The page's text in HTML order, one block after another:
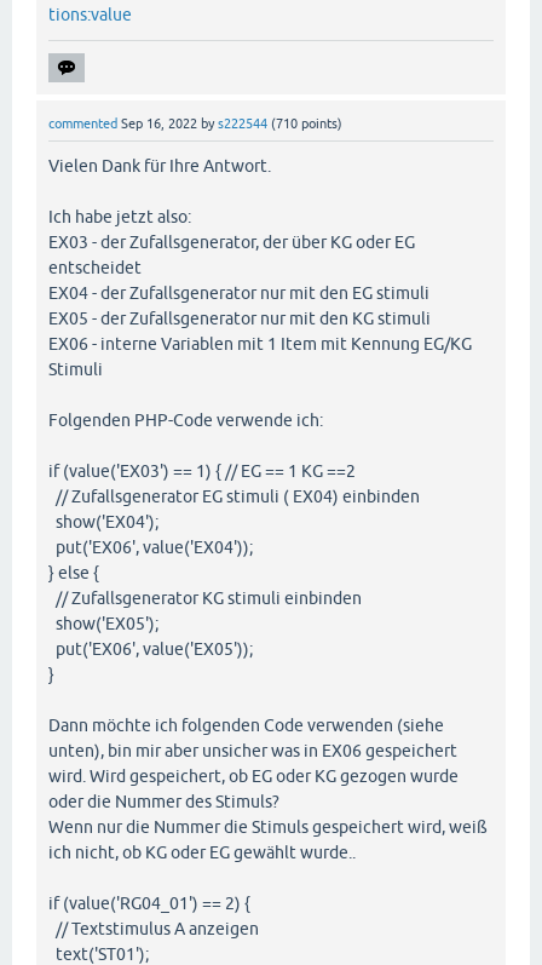
tions:value
commented Sep 16, 2022 bys222544 (710 points)
Vielen Dank für Ihre Antwort.
Ich habe jetzt also:
EX03 - der Zufallsgenerator, der über KG oder EG
entscheidet
EX04 - der Zufallsgenerator nur mit den EG stimuli
EX05 - der Zufallsgenerator nur mit den KG stimuli
EX06 - interne Variablen mit 1 Item mit Kennung EG/KG
Stimuli
Folgenden PHP-Code verwende ich:
if (value('EX03') == 1) { // EG == 1 KG ==2
// Zufallsgenerator EG stimuli ( EX04) einbinden
show('EX04');
put('EX06', value('EX04'));
} else {
// Zufallsgenerator KG stimuli einbinden
show('EX05');
put('EX06', value('EX05'));
}
Dann möchte ich folgenden Code verwenden (siehe
unten), bin mir aber unsicher was in EX06 gespeichert
wird. Wird gespeichert, ob EG oder KG gezogen wurde
oder die Nummer des Stimuls?
Wenn nur die Nummer die Stimuls gespeichert wird, weiß
ich nicht, ob KG oder EG gewählt wurde..
if (value('RG04_01') == 2) {
// Textstimulus A anzeigen
text('ST01');